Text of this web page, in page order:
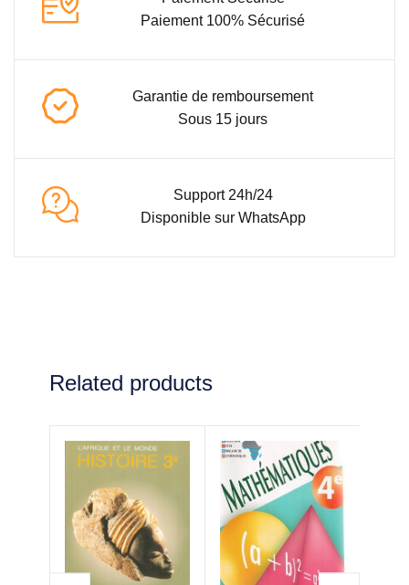
Paiement 100% Sécurisé
Garantie de remboursement
Sous 15 jours
Support 24h/24
Disponible sur WhatsApp
Related products